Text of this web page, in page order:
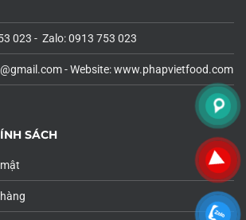
023 - Zalo: 0913 753 023
-Website: www.phapvietfood.com
SÁCH